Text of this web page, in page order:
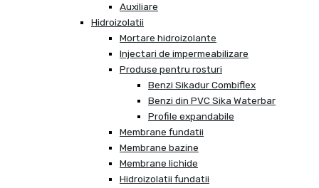
Auxiliare
Hidroizolatii
Mortare hidroizolante
Injectari de impermeabilizare
Produse pentru rosturi
Benzi Sikadur Combiflex
Benzi din PVC Sika Waterbar
Profile expandabile
Membrane fundatii
Membrane bazine
Membrane lichide
Hidroizolatii fundatii